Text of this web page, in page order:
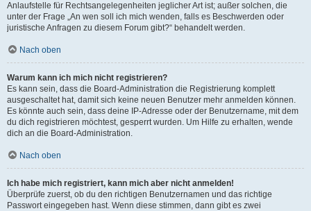
Anlaufstelle für Rechtsangelegenheiten jeglicher Art ist; außer solchen, die
unter der Frage „An wen soll ich mich wenden, falls es Beschwerden oder
juristische Anfragen zu diesem Forum gibt?“ behandelt werden.
Nach oben
Warum kann ich mich nicht registrieren?
Es kann sein, dass die Board-Administration die Registrierung komplett
ausgeschaltet hat, damit sich keine neuen Benutzer mehr anmelden können.
Es könnte auch sein, dass deine IP-Adresse oder der Benutzername, mit dem
du dich registrieren möchtest, gesperrt wurden. Um Hilfe zu erhalten, wende
dich an die Board-Administration.
Nach oben
Ich habe mich registriert, kann mich aber nicht anmelden!
Überprüfe zuerst, ob du den richtigen Benutzernamen und das richtige
Passwort eingegeben hast. Wenn diese stimmen, dann gibt es zwei